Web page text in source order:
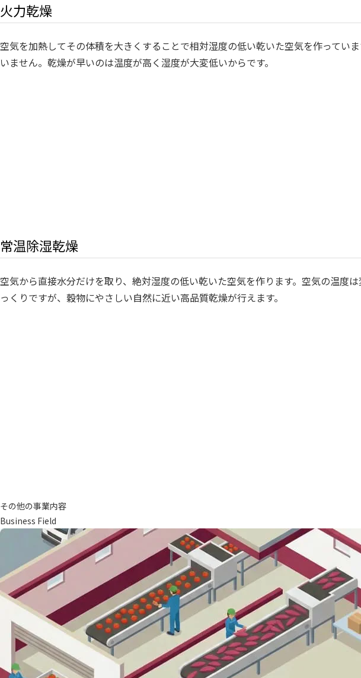
火力乾燥
空気を加熱してその体積を大きくすることで相対湿度の低い乾いた空気を作ってい
いません。乾燥が早いのは温度が高く湿度が大変低いからです。
常温除湿乾燥
空気から直接水分だけを取り、絶対湿度の低い乾いた空気を作ります。空気の温度
っくりですが、穀物にやさしい自然に近い高品質乾燥が行えます。
その他の事業内容
Business Field